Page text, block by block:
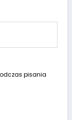
pisania